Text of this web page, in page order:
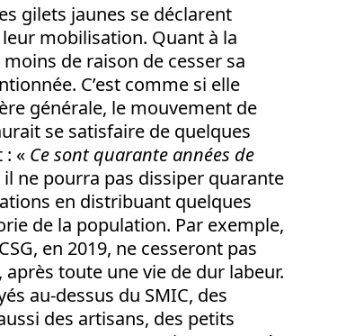
gilets jaunes se déclarent
mobilisation. Quant à la
de raison de cesser sa
C’est comme si elle
générale, le mouvement de
se satisfaire de quelques
: « Ce sont quarante années de
ne pourra pas dissiper quarante
en distribuant quelques
de la population. Par exemple,
en 2019, ne cesseront pas
toute une vie de dur labeur.
au-dessus du SMIC, des
des artisans, des petits